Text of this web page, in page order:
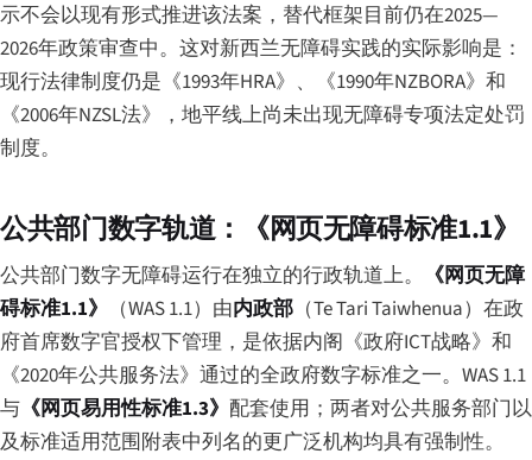
示不会以现有形式推进该法案，替代框架目前仍在2025—
2026年政策审查中。这对新西兰无障碍实践的实际影响是：
现行法律制度仍是《1993年HRA》、《1990年NZBORA》和
《2006年NZSL法》，地平线上尚未出现无障碍专项法定处罚
制度。
公共部门数字轨道：《网页无障碍标准1.1》
公共部门数字无障碍运行在独立的行政轨道上。
《网页无障
碍标准1.1》
（WAS 1.1）由内政部 （Te Tari Taiwhenua）在政
府首席数字官授权下管理，是依据内阁《政府ICT战略》和
《2020年公共服务法》通过的全政府数字标准之一。WAS 1.1
与 《网页易用性标准1.3》 配套使用；两者对公共服务部门以
及标准适用范围附表中列名的更广泛机构均具有强制性。